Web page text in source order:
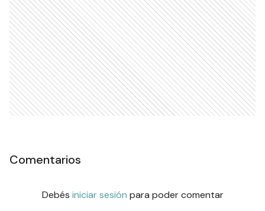
Comentarios
Debés iniciar sesión para poder comentar